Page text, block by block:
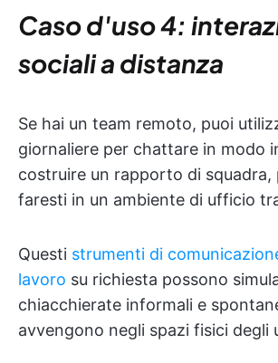
Caso d'uso 4:
sociali a distanza
Se hai un team remoto, puoi
giornaliere per chattare in modo
costruire un rapporto di squadra,
faresti in un ambiente di ufficio
Questi strumenti di
lavoro su richiesta possono
chiacchierate informali e
avvengono negli spazi fisici degli